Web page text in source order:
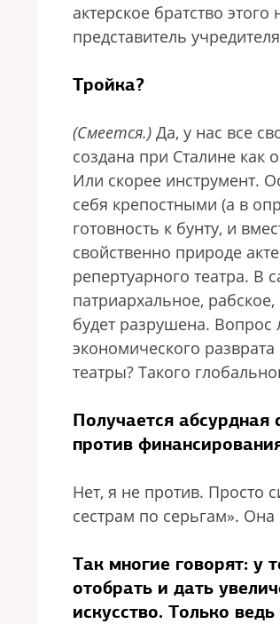
актерское братство
представитель
Тройка?
(Смеется.) Да, у нас все
создана при Сталине как
Или скорее инструмент.
себя крепостными (а в
готовность к бунту, и
свойственно природе
репертуарного театра. В
патриархальное,
будет разрушена.
экономического
театры? Такого
Получается
против
Нет, я не против. Просто
сестрам по серьгам».
Так многие говорят: у
отобрать и дать
искусство. Только